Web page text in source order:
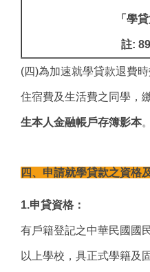
「學
註:
(四)為加速就學貸款退費
住宿費及生活費之同學，
生本人金融帳戶存簿影本。
四、申請就學貸款之資格
1.申貸資格：
有戶籍登記之中華民國國
以上學校，具正式學籍及